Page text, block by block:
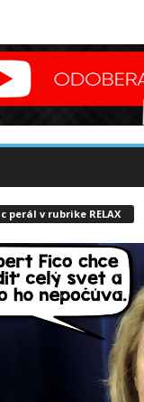
perál v rubrike RELAX